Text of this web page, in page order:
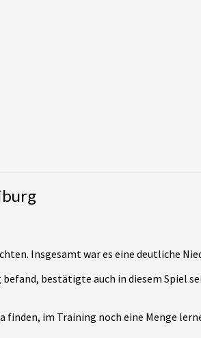
Insgesamt war es eine deutliche
bestätigte auch in diesem Spiel
im Training noch eine Menge